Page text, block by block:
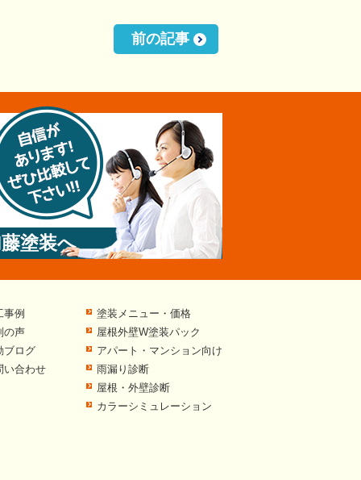
前の記事
塗装へ
事例
の声
ブログ
い合わせ
塗装メニュー・価格
屋根外壁W塗装パック
アパート・マンション向け
雨漏り診断
屋根・外壁診断
カラーシミュレーション